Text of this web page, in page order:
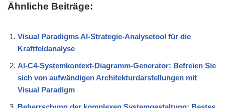
Ähnliche Beiträge:
Visual Paradigms AI-Strategie-Analysetool für die
Kraftfeldanalyse
AI-C4-Systemkontext-Diagramm-Generator: Befreien Sie
sich von aufwändigen Architekturdarstellungen mit
Visual Paradigm